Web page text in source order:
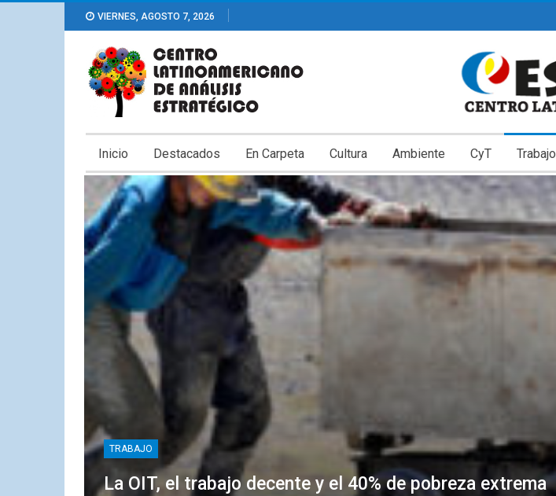
VIERNES, AGOSTO 7, 2026
Inicio Destacados En Carpeta Cultura Ambiente CyT Trabajo
TRABAJO
La OIT, el trabajo decente y el 40% de pobreza extrema